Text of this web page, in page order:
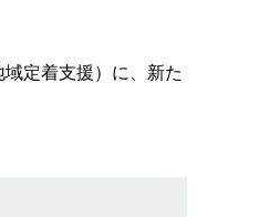
定着支援）に、新た